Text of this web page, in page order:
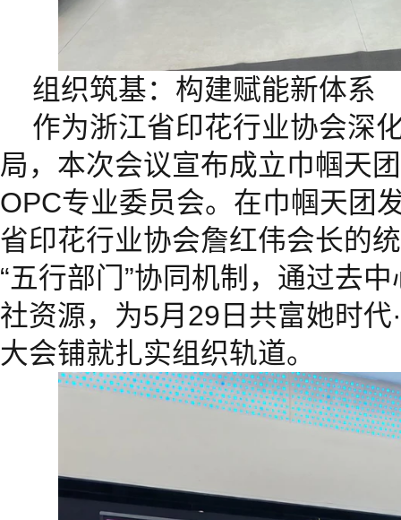
组织筑基：构建赋能新体系
作为浙江省印花行业协会深
局，本次会议宣布成立巾帼天
OPC专业委员会。在巾帼天团
省印花行业协会詹红伟会长的
“五行部门”协同机制，通过去
社资源，为5月29日共富她时
大会铺就扎实组织轨道。